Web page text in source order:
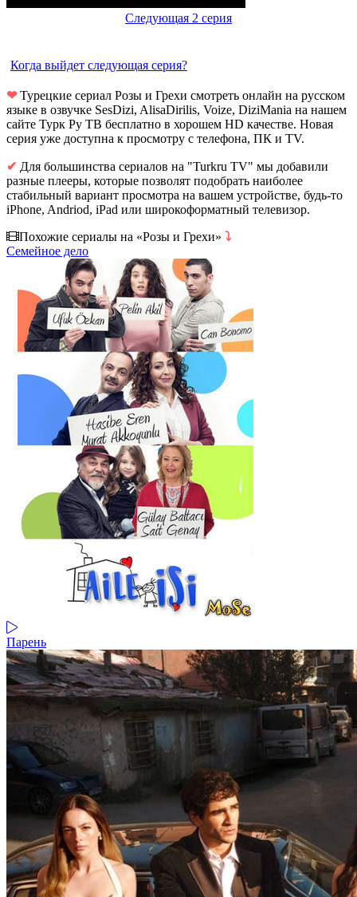
Следующая 2 серия
Когда выйдет следующая серия?
❤Турецкие сериал Розы и Грехи смотреть онлайн на русском
языке в озвучке SesDizi, AlisaDirilis, Voize, DiziMania на нашем
сайте Турк Ру ТВ бесплатно в хорошем HD качестве. Новая
серия уже доступна к просмотру с телефона, ПК и TV.
✔ Для большинства сериалов на "Turkru TV" мы добавили
разные плееры, которые позволят подобрать наиболее
стабильный вариант просмотра на вашем устройстве, будь-то
iPhone, Andriod, iPad или широкоформатный телевизор.
Похожие сериалы на «Розы и Грехи» ⤵
Семейное дело
Парень